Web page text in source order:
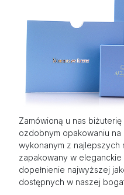
Zamówioną u nas biżuterię
ozdobnym opakowaniu
wykonanym z najlepszych
zapakowany w
dopełnienie najwyższej
dostępnych w naszej